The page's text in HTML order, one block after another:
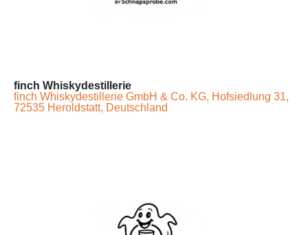
finch Whiskydestillerie
finch Whiskydestillerie GmbH & Co. KG, Hofsiedlung 31,
72535 Heroldstatt, Deutschland